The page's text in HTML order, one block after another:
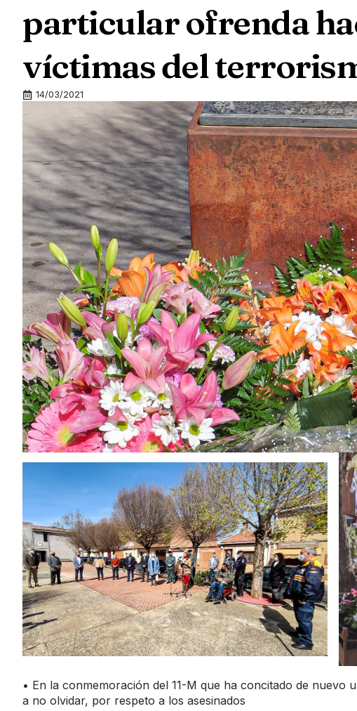
particular ofrenda
víctimas del
14/03/2021
• En la conmemoración del 11-M que ha concitado de nuevo
a no olvidar, por respeto a los asesinados